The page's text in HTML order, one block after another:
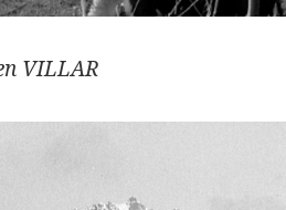
VILLAR